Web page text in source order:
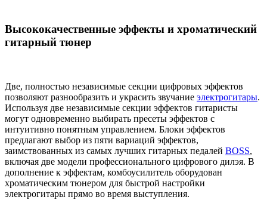
Высококачественные эффекты и хроматический
гитарный тюнер
Две, полностью независимые секции цифровых эффектов
позволяют разнообразить и украсить звучание электрогитары.
Используя две независимые секции эффектов гитаристы
могут одновременно выбирать пресеты эффектов с
интуитивно понятным управлением. Блоки эффектов
предлагают выбор из пяти вариаций эффектов,
заимствованных из самых лучших гитарных педалей BOSS,
включая две модели профессионального цифрового дилэя. В
дополнение к эффектам, комбоусилитель оборудован
хроматическим тюнером для быстрой настройки
электрогитары прямо во время выступления.